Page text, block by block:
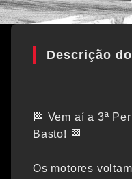
Descrição
🏁 Vem aí a 3ª
Basto! 🏁
Os motores